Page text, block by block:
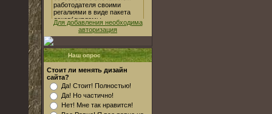
Для добавления необходима
авторизация
Наш опрос
Стоит ли менять дизайн
сайта?
Да! Стоит! Полностью!
Да! Но частично!
Нет! Мне так нравится!